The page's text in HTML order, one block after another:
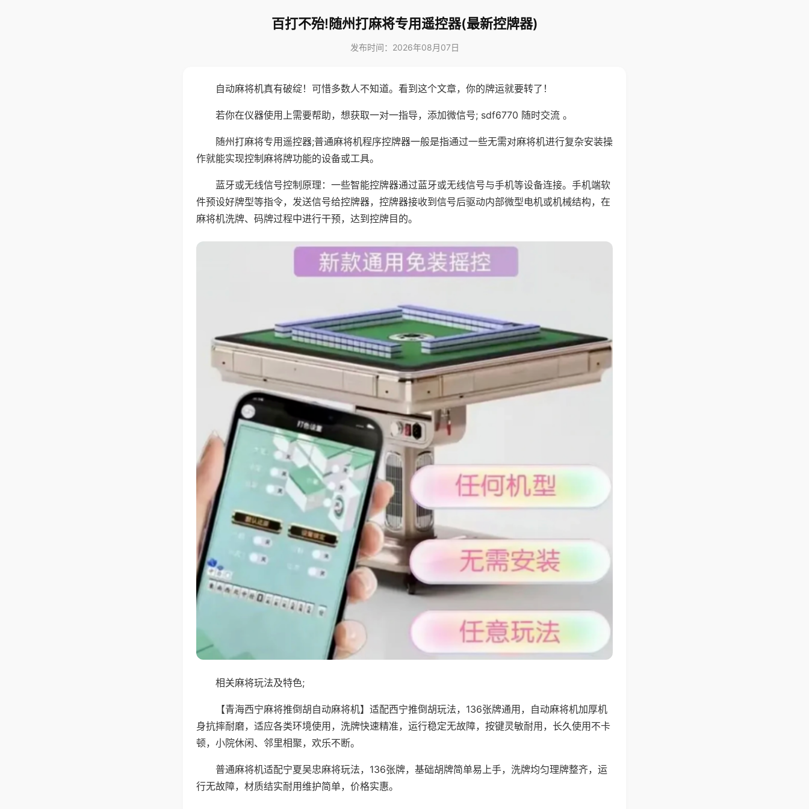
百打不殆!随州打麻将专用遥控器(最新控牌器)
发布时间：2026年08月07日
自动麻将机真有破绽！可惜多数人不知道。看到这个文章，你的牌运就要转了！
若你在仪器使用上需要帮助，想获取一对一指导，添加微信号; sdf6770 随时交流 。
随州打麻将专用遥控器;普通麻将机程序控牌器一般是指通过一些无需对麻将机进行复杂安装操
作就能实现控制麻将牌功能的设备或工具。
蓝牙或无线信号控制原理：一些智能控牌器通过蓝牙或无线信号与手机等设备连接。手机端软
件预设好牌型等指令，发送信号给控牌器，控牌器接收到信号后驱动内部微型电机或机械结构，在
麻将机洗牌、码牌过程中进行干预，达到控牌目的。
相关麻将玩法及特色;
【青海西宁麻将推倒胡自动麻将机】适配西宁推倒胡玩法，136张牌通用，自动麻将机加厚机
身抗摔耐磨，适应各类环境使用，洗牌快速精准，运行稳定无故障，按键灵敏耐用，长久使用不卡
顿，小院休闲、邻里相聚，欢乐不断。
普通麻将机适配宁夏吴忠麻将玩法，136张牌，基础胡牌简单易上手，洗牌均匀理牌整齐，运
行无故障，材质结实耐用维护简单，价格实惠。